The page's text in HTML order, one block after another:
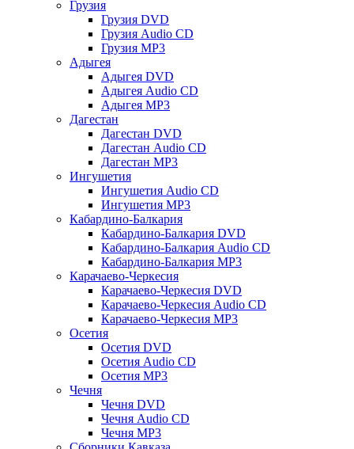
Грузия
Грузия DVD
Грузия Audio CD
Грузия MP3
Адыгея
Адыгея DVD
Адыгея Audio CD
Адыгея MP3
Дагестан
Дагестан DVD
Дагестан Audio CD
Дагестан MP3
Ингушетия
Ингушетия Audio CD
Ингушетия MP3
Кабардино-Балкария
Кабардино-Балкария DVD
Кабардино-Балкария Audio CD
Кабардино-Балкария MP3
Карачаево-Черкесия
Карачаево-Черкесия DVD
Карачаево-Черкесия Audio CD
Карачаево-Черкесия MP3
Осетия
Осетия DVD
Осетия Audio CD
Осетия MP3
Чечня
Чечня DVD
Чечня Audio CD
Чечня MP3